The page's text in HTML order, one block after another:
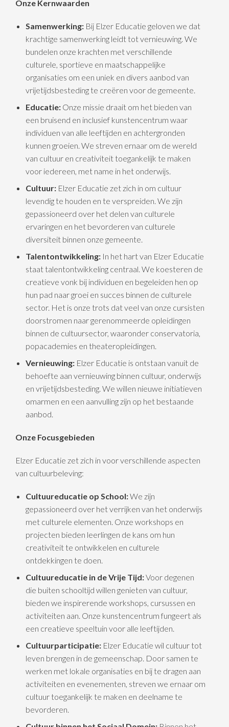
Onze Kernwaarden
Samenwerking: Bij Elzer Educatie geloven we dat
krachtige samenwerking leidt tot vernieuwing. We
bundelen onze krachten met verschillende
culturele, sportieve en maatschappelijke
organisaties om een uniek en divers aanbod van
vrijetijdsbesteding te creëren voor de gemeente.
Educatie: Onze missie draait om het bieden van
een bruisend en inclusief kunstencentrum waar
individuen van alle leeftijden en achtergronden
kunnen groeien. We streven ernaar om de wereld
van cultuur en creativiteit toegankelijk te maken
voor iedereen, met name in het onderwijs.
Cultuur: Elzer Educatie zet zich in om cultuur
levendig te houden en te verspreiden. We zijn
gepassioneerd over het delen van culturele
ervaringen en het bevorderen van culturele
diversiteit binnen onze gemeente.
Talentontwikkeling: In het hart van Elzer Educatie
staat talentontwikkeling centraal. We koesteren de
creatieve vonk bij individuen en begeleiden hen op
hun pad naar groei en succes binnen de culturele
sector. Het is onze trots dat veel van onze cursisten
doorstromen naar gerenommeerde opleidingen
binnen de cultuursector, waaronder conservatoria,
popacademies en theateropleidingen.
Vernieuwing: Elzer Educatie is ontstaan vanuit de
behoefte aan vernieuwing binnen cultuur, onderwijs
en vrijetijdsbesteding. We willen nieuwe initiatieven
omarmen en een aanvulling zijn op het bestaande
aanbod.
Onze Focusgebieden
Elzer Educatie zet zich in voor verschillende aspecten
van cultuurbeleving:
Cultuureducatie op School:We zijn
gepassioneerd over het verrijken van het onderwijs
met culturele elementen. Onze workshops en
projecten bieden leerlingen de kans om hun
creativiteit te ontwikkelen en culturele
ontdekkingen te doen.
Cultuureducatie in de Vrije Tijd:Voor degenen
die buiten schooltijd willen genieten van cultuur,
bieden we inspirerende workshops, cursussen en
activiteiten aan. Onze kunstencentrum fungeert als
een creatieve speeltuin voor alle leeftijden.
Cultuurparticipatie: Elzer Educatie wil cultuur tot
leven brengen in de gemeenschap. Door samen te
werken met lokale organisaties en bij te dragen aan
activiteiten en evenementen, streven we ernaar om
cultuur toegankelijk te maken en deelname te
bevorderen.